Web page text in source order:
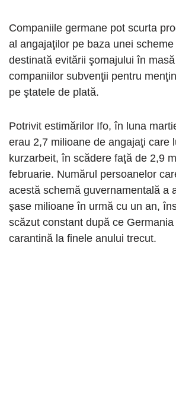
Companiile germane pot scurta
al angajaţilor pe baza unei
destinată evitării şomajului în
companiilor subvenţii pentru
pe ştatele de plată.
Potrivit estimărilor Ifo, în luna
erau 2,7 milioane de angajaţi care
kurzarbeit, în scădere faţă de 2,9
februarie. Numărul persoanelor
acestă schemă guvernamentală a
şase milioane în urmă cu un an,
scăzut constant după ce
carantină la finele anului trecut.